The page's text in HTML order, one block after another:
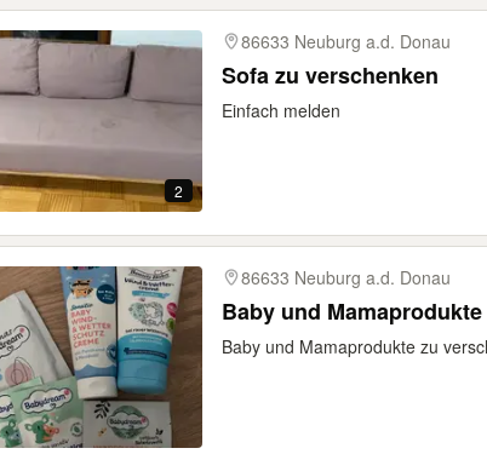
2
86633 Neuburg a.d. Donau
Sofa zu verschenken
Einfach melden
86633 Neuburg a.d. Donau
Baby und
Baby und Mamaprodukte zu